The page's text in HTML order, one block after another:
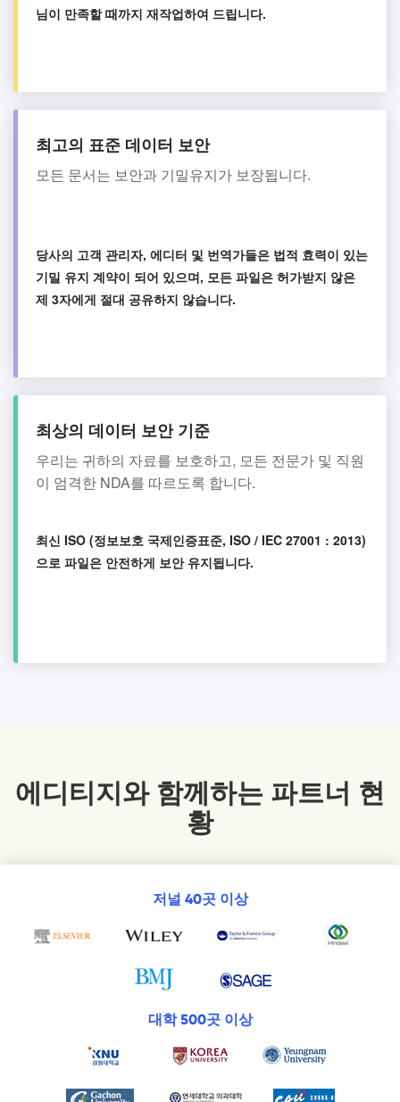
님이 만족할 때까지 재작업하여 드립니다.
최고의 표준 데이터 보안
모든 문서는 보안과 기밀유지가 보장됩니다.
당사의 고객 관리자, 에디터 및 번역가들은 법적 효력이 있는
기밀 유지 계약이 되어 있으며, 모든 파일은 허가받지 않은
제 3자에게 절대 공유하지 않습니다.
최상의 데이터 보안 기준
우리는 귀하의 자료를 보호하고, 모든 전문가 및 직원
이 엄격한 NDA를 따르도록 합니다.
최신 ISO (정보보호 국제인증표준, ISO / IEC 27001 : 2013)
으로 파일은 안전하게 보안 유지됩니다.
에디티지와 함께하는 파트너 현
황
저널 40곳 이상
대학 500곳 이상